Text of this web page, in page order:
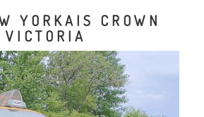
YORKAIS CROWN
VICTORIA